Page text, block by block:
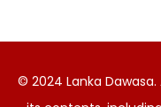
© 2024 Lanka